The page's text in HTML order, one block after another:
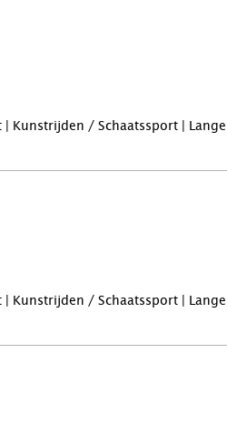
| Kunstrijden / Schaatssport |
| Kunstrijden / Schaatssport |